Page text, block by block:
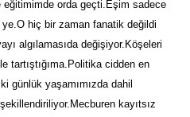
eğitimimde orda geçti.Eşim sadece
ye.O hiç bir zaman fanatik değildi
algılamasıda değişiyor.Köşeleri
tartıştığıma.Politika cidden en
günlük yaşamımızda dahil
kayıtsız